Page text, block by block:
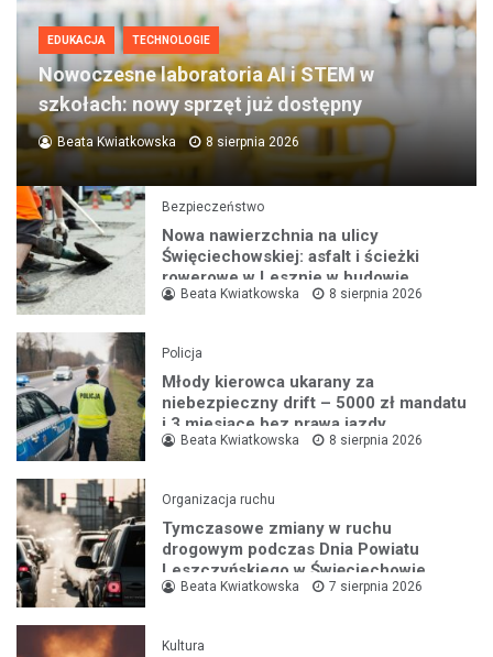
EDUKACJA TECHNOLOGIE
Nowoczesne laboratoria AI i STEM w
szkołach: nowy sprzęt już dostępny
Beata Kwiatkowska 8 sierpnia 2026
Bezpieczeństwo
Nowa nawierzchnia na ulicy
Święciechowskiej: asfalt i ścieżki
rowerowe w Lesznie w budowie
Beata Kwiatkowska 8 sierpnia 2026
Policja
Młody kierowca ukarany za
niebezpieczny drift – 5000 zł mandatu
i 3 miesiące bez prawa jazdy
Beata Kwiatkowska 8 sierpnia 2026
Organizacja ruchu
Tymczasowe zmiany w ruchu
drogowym podczas Dnia Powiatu
Leszczyńskiego w Święciechowie
Beata Kwiatkowska 7 sierpnia 2026
Kultura